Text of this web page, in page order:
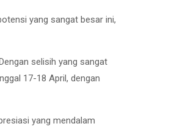
yang sangat besar ini,
selisih yang sangat
17-18 April, dengan
yang mendalam